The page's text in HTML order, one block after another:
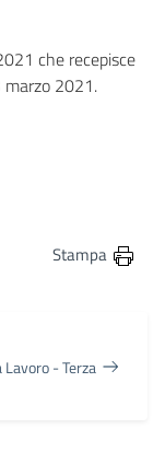
che recepisce
2021.
Facebook
su Twitter
pagina su Linkedin
questa pagina via
Stampa
- Terza